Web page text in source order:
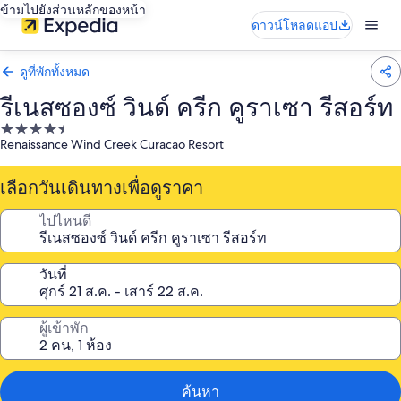
ข้ามไปยังส่วนหลักของหน้า
ดาวน์โหลดแอป
ดูที่พักทั้งหมด
รีเนสซองซ์ วินด์ ครีก คูราเซา รีสอร์ท
ที่พัก
4.5
Renaissance Wind Creek Curacao Resort
เลือกวันเดินทางเพื่อดูราคา
ไปไหนดี
วันที่
ผู้เข้าพัก
ค้นหา